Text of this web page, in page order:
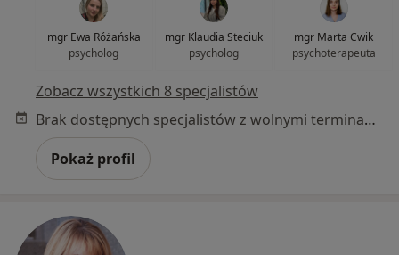
mgr Ewa Różańska
psycholog
mgr Klaudia Steciuk
psycholog
mgr Marta Cwik
psychoterapeuta
Zobacz wszystkich 8 specjalistów
Brak dostępnych specjalistów z wolnymi terminami w tym centrum medycznym.
Pokaż profil